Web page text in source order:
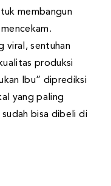
membangun
viral, sentuhan
produksi
Ibu” diprediksi
yang paling
bisa dibeli di